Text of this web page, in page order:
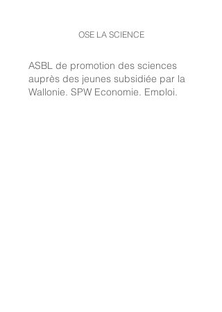
OSE LA SCIENCE
ASBL de promotion des sciences
auprès des jeunes subsidiée par la
Wallonie, SPW Economie, Emploi,